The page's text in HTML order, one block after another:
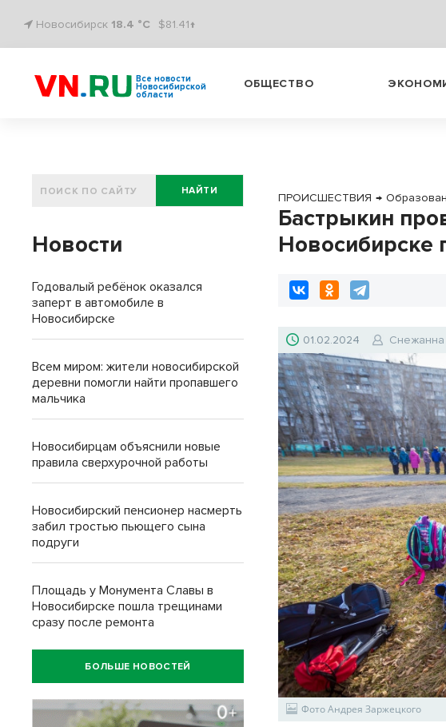
Новосибирск 18.4 °C $81.41↑
Все новости
Новосибирской
области
ОБЩЕСТВО
ПРОИСШЕСТВИЯ →
Бастрыкин
Новосибирске
01.02.2024
Фото Андрея Заржецкого
НАЙТИ
Новости
Годовалый ребёнок оказался
заперт в автомобиле в
Новосибирске
Всем миром: жители новосибирской
деревни помогли найти пропавшего
мальчика
Новосибирцам объяснили новые
правила сверхурочной работы
Новосибирский пенсионер насмерть
забил тростью пьющего сына
подруги
Площадь у Монумента Славы в
Новосибирске пошла трещинами
сразу после ремонта
БОЛЬШЕ НОВОСТЕЙ